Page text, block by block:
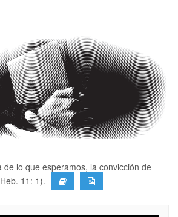
de lo que esperamos, la convicción de
11: 1).